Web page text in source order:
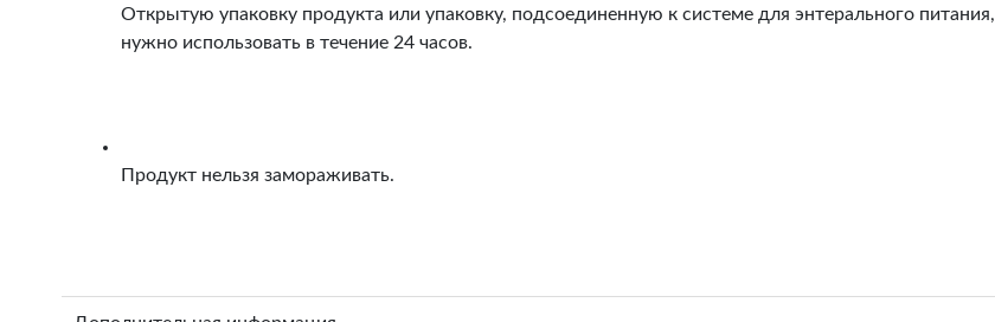
Открытую упаковку продукта или упаковку, подсоединенную к системе для энтерального питания,
нужно использовать в течение 24 часов.
Продукт нельзя замораживать.